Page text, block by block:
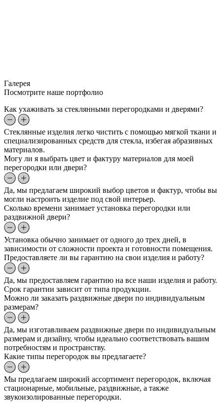
Галерея
Посмотрите наше портфолио
Как ухаживать за стеклянными перегородками и дверями?
Стеклянные изделия легко чистить с помощью мягкой ткани и
специализированных средств для стекла, избегая абразивных
материалов.
Могу ли я выбрать цвет и фактуру материалов для моей
перегородки или двери?
Да, мы предлагаем широкий выбор цветов и фактур, чтобы вы
могли настроить изделие под свой интерьер.
Сколько времени занимает установка перегородки или
раздвижной двери?
Установка обычно занимает от одного до трех дней, в
зависимости от сложности проекта и готовности помещения.
Предоставляете ли вы гарантию на свои изделия и работу?
Да, мы предоставляем гарантию на все наши изделия и работу.
Срок гарантии зависит от типа продукции.
Можно ли заказать раздвижные двери по индивидуальным
размерам?
Да, мы изготавливаем раздвижные двери по индивидуальным
размерам и дизайну, чтобы идеально соответствовать вашим
потребностям и пространству.
Какие типы перегородок вы предлагаете?
Мы предлагаем широкий ассортимент перегородок, включая
стационарные, мобильные, раздвижные, а также
звукоизолированные перегородки.